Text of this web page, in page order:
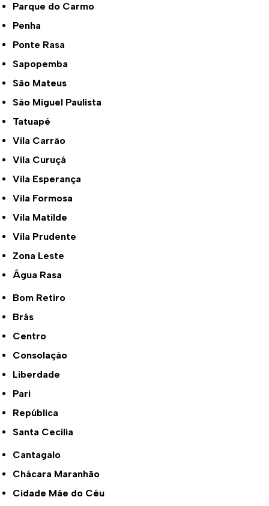
Parque do Carmo
Penha
Ponte Rasa
Sapopemba
São Mateus
São Miguel Paulista
Tatuapé
Vila Carrão
Vila Curuçá
Vila Esperança
Vila Formosa
Vila Matilde
Vila Prudente
Zona Leste
Água Rasa
Bom Retiro
Brás
Centro
Consolação
Liberdade
Pari
República
Santa Cecília
Cantagalo
Chácara Maranhão
Cidade Mãe do Céu